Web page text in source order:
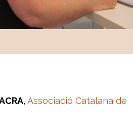
, Associació Catalana de